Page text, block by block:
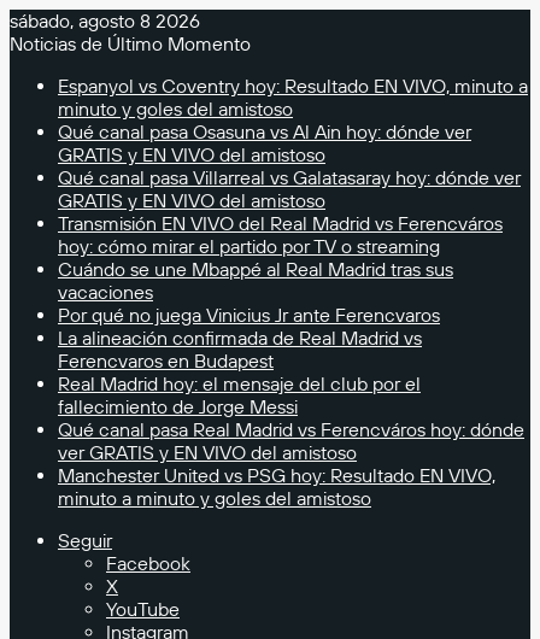
sábado, agosto 8 2026
Noticias de Último Momento
Espanyol vs Coventry hoy: Resultado EN VIVO, minuto a
minuto y goles del amistoso
Qué canal pasa Osasuna vs Al Ain hoy: dónde ver
GRATIS y EN VIVO del amistoso
Qué canal pasa Villarreal vs Galatasaray hoy: dónde ver
GRATIS y EN VIVO del amistoso
Transmisión EN VIVO del Real Madrid vs Ferencváros
hoy: cómo mirar el partido por TV o streaming
Cuándo se une Mbappé al Real Madrid tras sus
vacaciones
Por qué no juega Vinicius Jr ante Ferencvaros
La alineación confirmada de Real Madrid vs
Ferencvaros en Budapest
Real Madrid hoy: el mensaje del club por el
fallecimiento de Jorge Messi
Qué canal pasa Real Madrid vs Ferencváros hoy: dónde
ver GRATIS y EN VIVO del amistoso
Manchester United vs PSG hoy: Resultado EN VIVO,
minuto a minuto y goles del amistoso
Seguir
Facebook
X
YouTube
Instagram